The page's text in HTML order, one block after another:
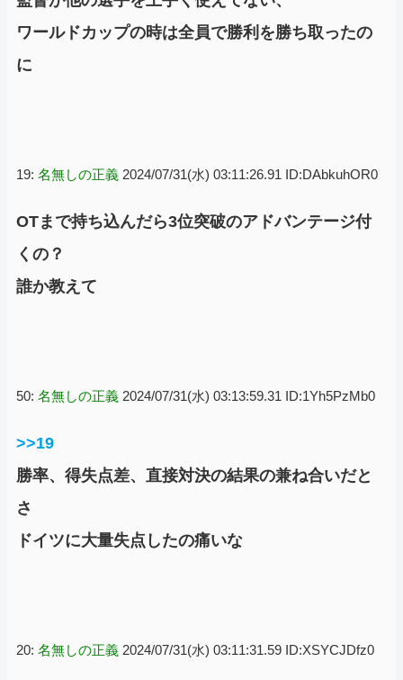
ワールドカップの時は全員で勝利を勝ち取ったの
に
19: 名無しの正義 2024/07/31(水) 03:11:26.91 ID:DAbkuhOR0
OTまで持ち込んだら3位突破のアドバンテージ付
くの？
誰か教えて
50: 名無しの正義 2024/07/31(水) 03:13:59.31 ID:1Yh5PzMb0
>>19
勝率、得失点差、直接対決の結果の兼ね合いだと
さ
ドイツに大量失点したの痛いな
20: 名無しの正義 2024/07/31(水) 03:11:31.59 ID:XSYCJDfz0